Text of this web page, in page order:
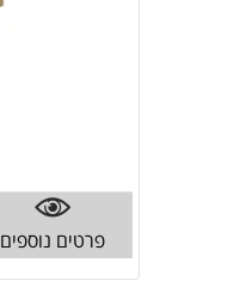
פרטים נוספים